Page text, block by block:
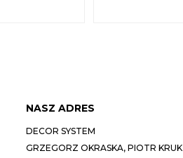
NASZ ADRES
DECOR SYSTEM
GRZEGORZ OKRASKA, PIOTR KRUK